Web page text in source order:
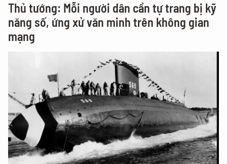
Thủ tướng: Mỗi người dân cần tự trang bị kỹ
năng số, ứng xử văn minh trên không gian
mạng